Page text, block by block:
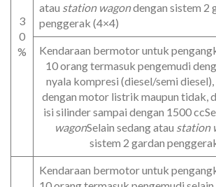
3
0
%
atau station wagondengan sistem 2
penggerak (4×4)
Kendaraan bermotor untuk
10 orang termasuk pengemudi
nyala kompresi (diesel/semi
dengan motor listrik maupun tidak,
isi silinder sampai dengan 1500
wagonSelain sedang atau station
sistem 2 gardan
Kendaraan bermotor untuk